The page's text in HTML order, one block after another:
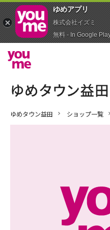
ゆめタウン益田 ショップ一覧
ゆめアプ‪リ‬
株式会社イズミ
無料 - In Google